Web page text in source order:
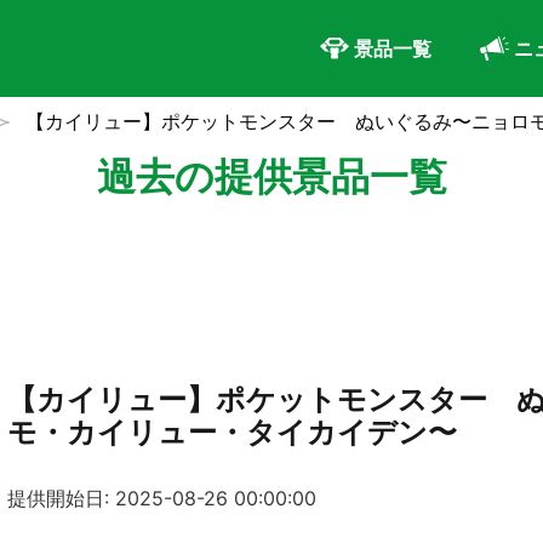
景品一覧 ニ
【カイリュー】ポケットモンスター ぬいぐるみ〜ニョロ
過去の提供景品一覧
【カイリュー】ポケットモンスター
モ・カイリュー・タイカイデン〜
提供開始日: 2025-08-26 00:00:00